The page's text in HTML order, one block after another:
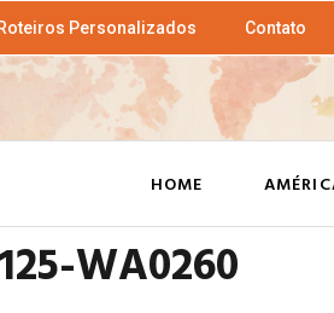
Roteiros Personalizados Contato
HOME
WA0260